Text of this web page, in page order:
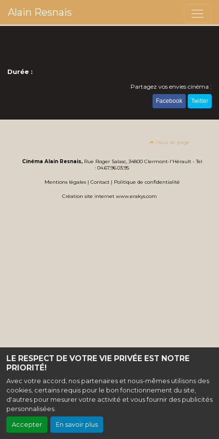
LE RESPECT DE VOTRE VIE PRIVÉE EST NOTRE
PRIORITÉ!
Avec votre accord, nos partenaires et nous-mêmes utilisons des
cookies, certains requis pour le bon fonctionnement du site,
d'autres pour mesurer votre activité et vous fournir des publicités
personnalisées.
Accepter En savoir plus
Alain Resnais
Durée :
Partagez vos envies cinéma :
Facebook Twitter
Haut de page
Cinéma Alain Resnais, Rue Roger Salasc, 34800 Clermont-l'Hérault - Tel
: 04.67.96.03.95
Mentions légales| Contact| Politique de confidentialité
Création site internet www.erakys.com